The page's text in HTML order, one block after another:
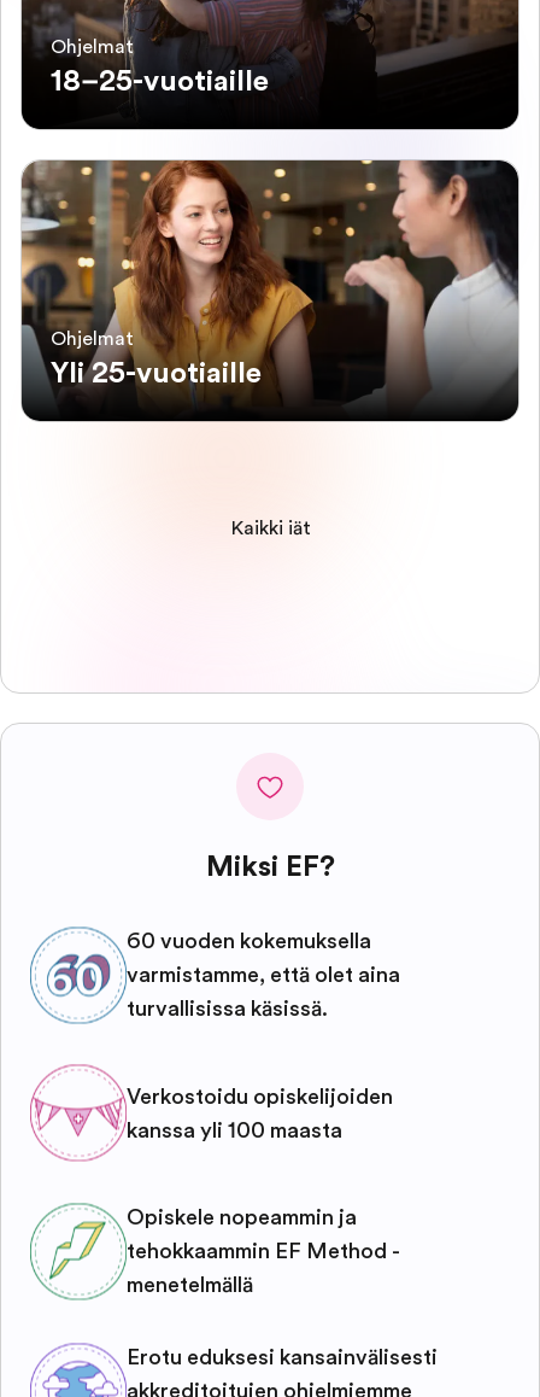
Ohjelmat
18–25-vuotiaille
Ohjelmat
Yli 25-vuotiaille
Kaikki iät
Miksi EF?
60 vuoden kokemuksella
varmistamme, että olet aina
turvallisissa käsissä.
Verkostoidu opiskelijoiden
kanssa yli 100 maasta
Opiskele nopeammin ja
tehokkaammin EF Method -
menetelmällä
Erotu eduksesi kansainvälisesti
akkreditoitujen ohjelmiemme